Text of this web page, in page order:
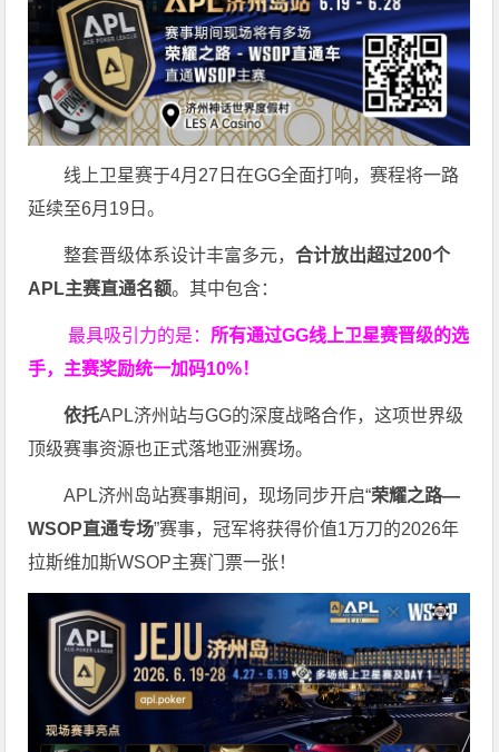
线上卫星赛于4月27日在GG全面打响，赛程将一路
延续至6月19日。
整套晋级体系设计丰富多元，合计放出超过200个
APL主赛直通名额。其中包含：
最具吸引力的是： 所有通过GG线上卫星赛晋级的选
手，主赛奖励统一加码10%！
依托APL济州站与GG的深度战略合作，这项世界级
顶级赛事资源也正式落地亚洲赛场。
APL济州岛站赛事期间，现场同步开启“荣耀之路—
WSOP直通专场”赛事，冠军将获得价值1万刀的2026年
拉斯维加斯WSOP主赛门票一张！